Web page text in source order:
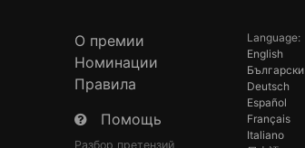
О премии
Номинации
Правила
Помощь
Разбор претензий
Language:
English
Български
Deutsch
Español
Français
Italiano